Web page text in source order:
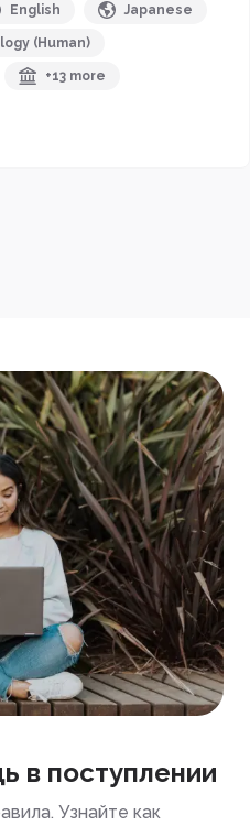
English Japanese
(Human)
+13 more
в поступлении
Узнайте как